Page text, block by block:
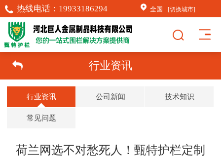
热线电话： 19933186294 全国 [切换城市]
行业资讯
行业资讯 公司新闻 技术知识
常见问题
荷兰网选不对愁死人！甄特护栏定制